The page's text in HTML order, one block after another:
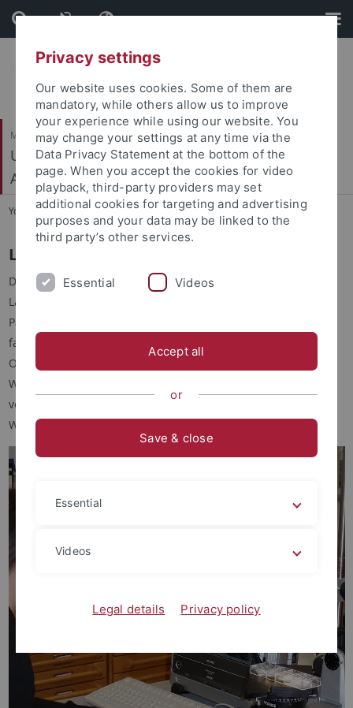
Skip
to
content
Skip
to
footer
Mathematisch-Naturwissenschaftliche Fakultät
Urgeschichte und Naturwissenschaftliche
Archäologie
You are here: Startseite ... Laboratorien
Laboratorien
Das INA verfügt über ein breites Spektrum an hochmodernen
Laboreinrichtungen für die archäologische Wissenschaft und
Paläoanthropologie. Diese Einrichtungen sind nicht nur eine
fantastische Ressource für unsere Forscher, sondern auch ein
Ort, an dem wir die nächste Generation von archäologischen
Wissenschaftlern ausbilden. Jeder Flügel verwaltet eine Reihe
verschiedener Laboratorien. Einzelheiten finden Sie auf den
Websites der einzelnen Abteilungen.
Privacy settings
Our website uses cookies. Some of them are
mandatory, while others allow us to improve
your experience while using our website. You
may change your settings at any time via the
Data Privacy Statement at the bottom of the
page. When you accept the cookies for video
playback, third-party providers may set
additional cookies for targeting and advertising
purposes and your data may be linked to the
third party’s other services.
Essential Videos
Accept all
or
Save & close
Essential
Videos
Legal details Privacy policy